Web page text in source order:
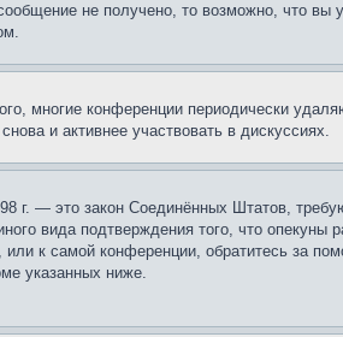
не получено, то возможно, что вы
многие конференции периодически
и активнее участвовать в дискуссиях.
г. — это закон Соединённых Штатов,
вида подтверждения того, что
к самой конференции, обратитесь за
указанных ниже.